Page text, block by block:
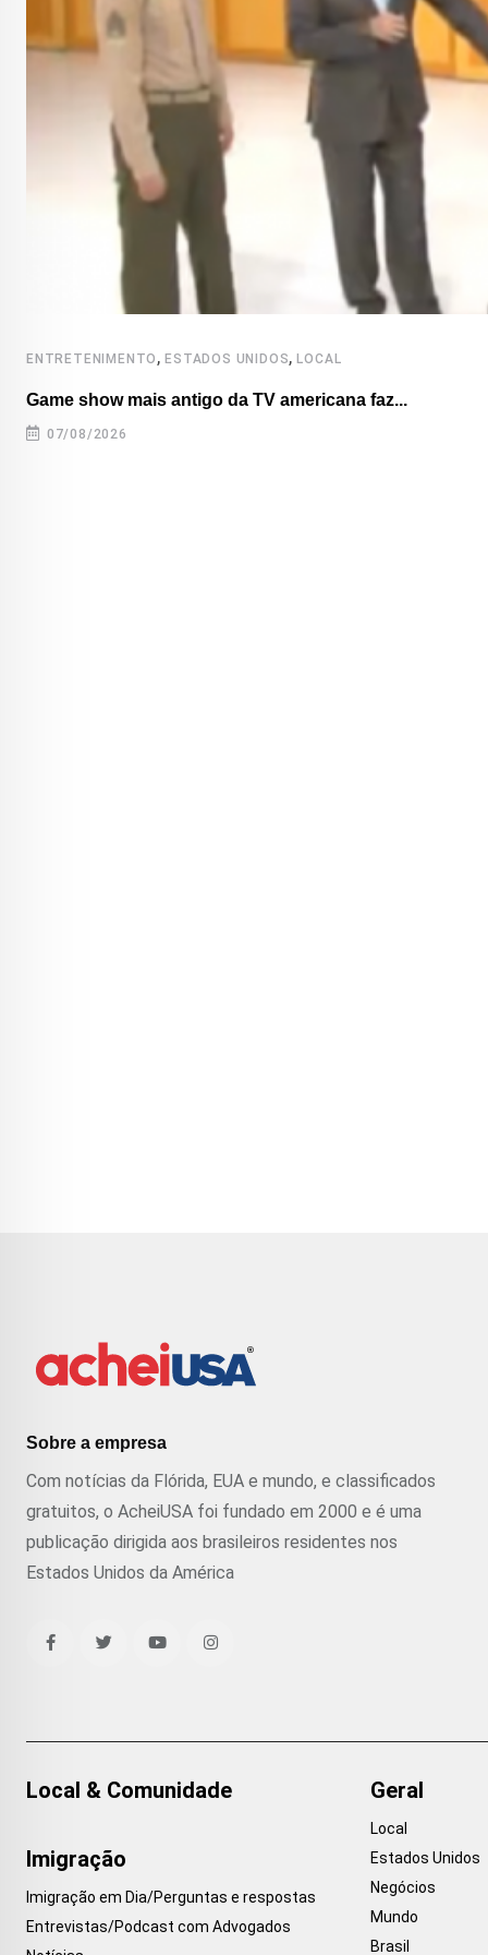
ENTRETENIMENTO ,ESTADOS UNIDOS,LOCAL
Game show mais antigo da TV americana faz...
07/08/2026
Sobre a empresa
Com notícias da Flórida, EUA e mundo, e classificados
gratuitos, o AcheiUSA foi fundado em 2000 e é uma
publicação dirigida aos brasileiros residentes nos
Estados Unidos da América
Local & Comunidade
Imigração
Imigração em Dia/Perguntas e respostas
Entrevistas/Podcast com Advogados
Geral
Local
Estados Unidos
Negócios
Mundo
Brasil